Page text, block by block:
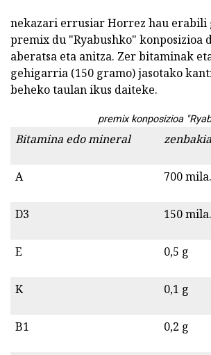
nekazari errusiar Horrez hau erabili
premix du "Ryabushko" konposizioa
aberatsa eta anitza. Zer bitaminak
gehigarria (150 gramo) jasotako
beheko taulan ikus daiteke.
premix konposizioa
Bitamina edo mineral zenbakia
A 700
D3 150
E 0,5 g
K 0,1 g
B1 0,2 g